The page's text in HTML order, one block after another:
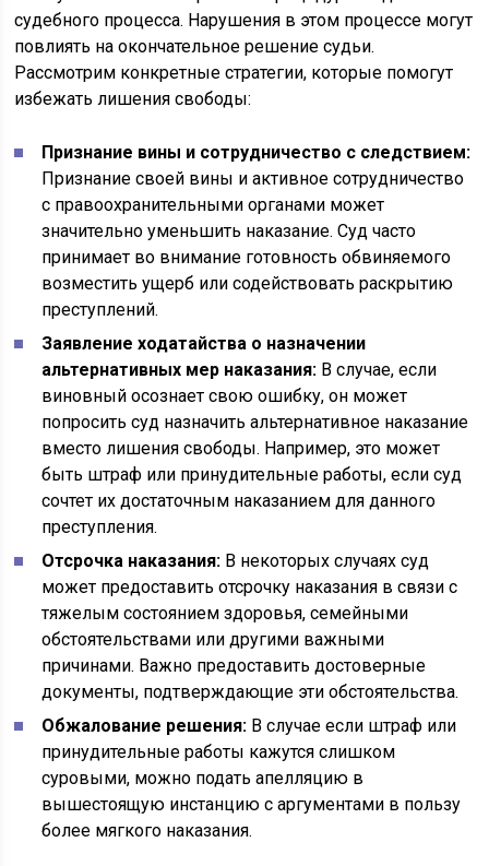
судебного процесса. Нарушения в этом процессе могут
повлиять на окончательное решение судьи.
Рассмотрим конкретные стратегии, которые помогут
избежать лишения свободы:
Признание вины и сотрудничество с следствием:
Признание своей вины и активное сотрудничество
с правоохранительными органами может
значительно уменьшить наказание. Суд часто
принимает во внимание готовность обвиняемого
возместить ущерб или содействовать раскрытию
преступлений.
Заявление ходатайства о назначении
альтернативных мер наказания: В случае, если
виновный осознает свою ошибку, он может
попросить суд назначить альтернативное наказание
вместо лишения свободы. Например, это может
быть штраф или принудительные работы, если суд
сочтет их достаточным наказанием для данного
преступления.
Отсрочка наказания: В некоторых случаях суд
может предоставить отсрочку наказания в связи с
тяжелым состоянием здоровья, семейными
обстоятельствами или другими важными
причинами. Важно предоставить достоверные
документы, подтверждающие эти обстоятельства.
Обжалование решения: В случае если штраф или
принудительные работы кажутся слишком
суровыми, можно подать апелляцию в
вышестоящую инстанцию с аргументами в пользу
более мягкого наказания.